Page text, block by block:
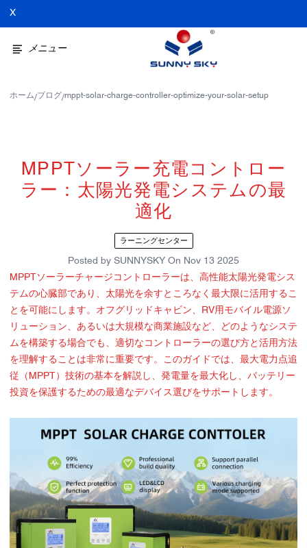
X
メニュー
ホーム/ブログ/mppt-solar-charge-controller-optimize-your-solar-setup
MPPTソーラー充電コントロー
ラー：太陽光発電システムの最
適化
ラーニングセンター
Posted by SUNNYSKY On Nov 13 2025
MPPTソーラーチャージコントローラーは、高性能太陽光発電シス
テムの心臓部であり、太陽光を余すところなく最大限に活用するこ
とを可能にします。オフグリッドキャビン、RV用モバイル電源ソ
リューション、あるいは大規模な商業施設など、どのようなシステ
ムを構築する場合でも、適切なコントローラーの選び方と活用方法
を理解することは非常に重要です。このガイドでは、最大電力点追
従（MPPT）技術の基本を解説し、発電量を最大化し、バッテリー
投資を保護するための最適なデバイス選びをサポートします。